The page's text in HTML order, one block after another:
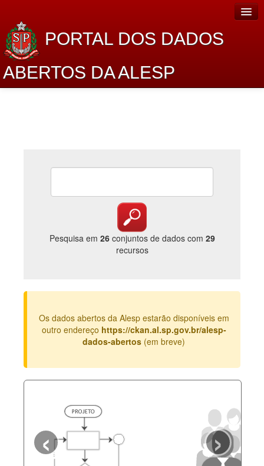
PORTAL DOS DADOS
ABERTOS DA ALESP
Lei de Acesso à Informação
Catálogo de dados
Legislação
Perguntas frequentes
Pesquisa em 26conjuntos de dados com 29
recursos
Os dados abertos da Alesp estarão disponíveis em
outro endereço https://ckan.al.sp.gov.br/alesp-
dados-abertos (em breve)
‹ ›